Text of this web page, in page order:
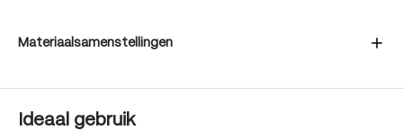
Materiaalsamenstellingen
Ideaal gebruik